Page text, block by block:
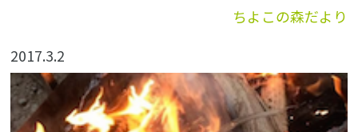
ちよこの森だより
2017.3.2